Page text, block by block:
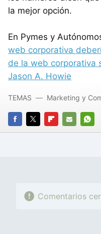
la mejor opción.
En Pymes y
web corporativa
de la web corporativa
Jason A. Howie
FACEBOOK
TWITTERFLIPBOARD
E-
TEMAS Marketing y
Comentarios